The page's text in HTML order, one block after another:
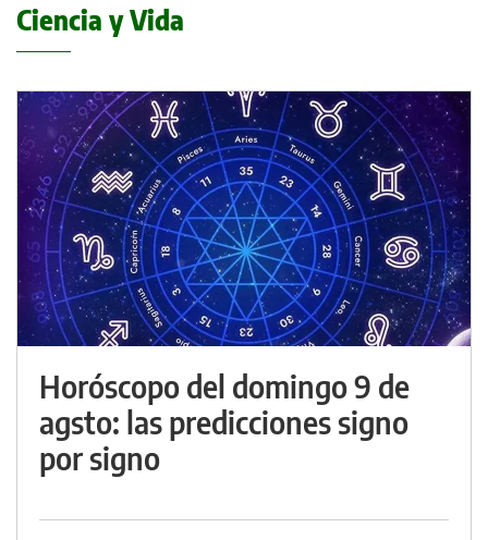
Ciencia y Vida
Horóscopo del domingo 9 de
agsto: las predicciones signo
por signo